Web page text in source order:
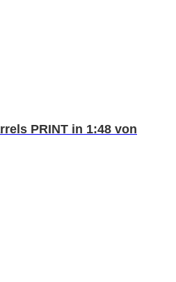
PRINT in 1:48 von